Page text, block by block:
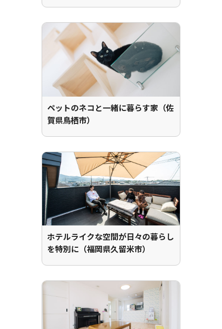
ペットのネコと一緒に暮らす家（佐
賀県鳥栖市）
ホテルライクな空間が日々の暮らし
を特別に（福岡県久留米市）